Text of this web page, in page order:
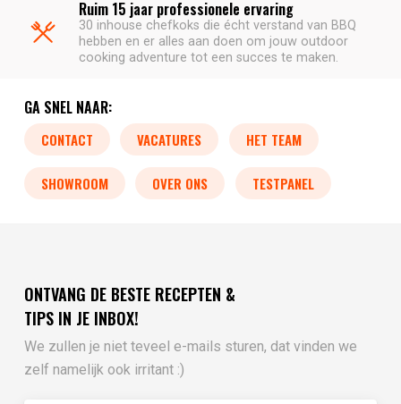
Ruim 15 jaar professionele ervaring
30 inhouse chefkoks die écht verstand van BBQ
hebben en er alles aan doen om jouw outdoor
cooking adventure tot een succes te maken.
GA SNEL NAAR:
CONTACT VACATURES HET TEAM
SHOWROOM OVER ONS TESTPANEL
ONTVANG DE BESTE RECEPTEN &
TIPS IN JE INBOX!
We zullen je niet teveel e-mails sturen, dat vinden we
zelf namelijk ook irritant :)